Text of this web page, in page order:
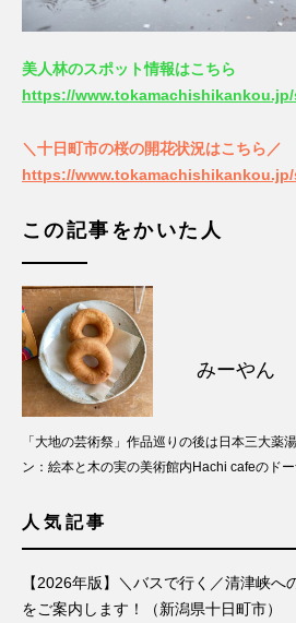
美人林のスポット情報はこちら
https://
＼十日町市の桜の開花状況はこちら／
https://
この記事をかいた人
みーやん
「大地の芸術祭」作品巡りの後は日本三大薬
ン：絵本と木の実の美術館内Hachi cafeのド
人気記事
【2026年版】＼バスで行く／清津峡へ
をご案内します！（新潟県十日町市）